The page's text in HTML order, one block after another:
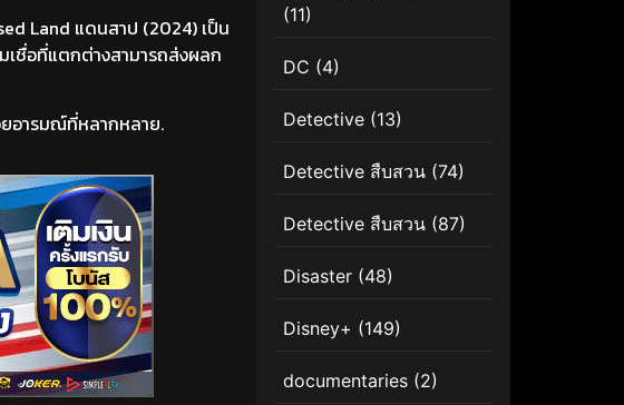
Land แดนสาป (2024) เป็น
เชื่อที่แตกต่างสามารถส่งผลก
อารมณ์ที่หลากหลาย.
(11)
DC (4)
Detective (13)
Detective สืบสวน (74)
Detective สืบสวน (87)
Disaster (48)
Disney+ (149)
documentaries (2)